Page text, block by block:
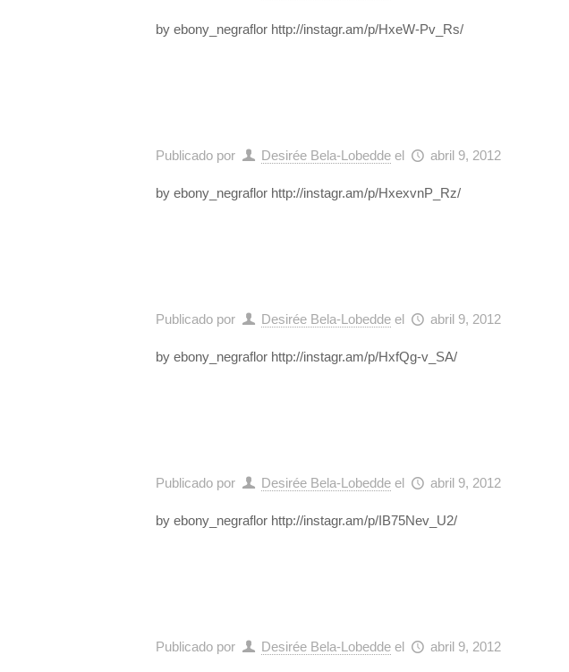
by ebony_negraflor http://instagr.am/p/HxeW-Pv_Rs/
Publicado por Desirée Bela-Lobedde el abril 9, 2012
by ebony_negraflor http://instagr.am/p/HxexvnP_Rz/
Publicado por Desirée Bela-Lobedde el abril 9, 2012
by ebony_negraflor http://instagr.am/p/HxfQg-v_SA/
Publicado por Desirée Bela-Lobedde el abril 9, 2012
by ebony_negraflor http://instagr.am/p/IB75Nev_U2/
Publicado por Desirée Bela-Lobedde el abril 9, 2012